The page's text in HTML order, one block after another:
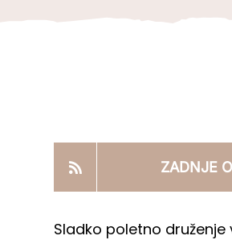
ZADNJE
Sladko poletno druženje